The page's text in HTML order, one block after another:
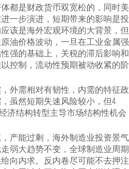
都是财政货币双宽松的，同时美
一步演进，短期带来的影响是投
该是海外宏观环境的大背景，但
油价格波动，一旦在工业金属强
强的基础上，关税的滞后影响和
控制，流动性预期被动收紧的阶
外需相对有韧性，内需的特征政
虽然短期失速风险较小，但4
济结构转型主导市场结构性机会
产能过剩，海外制造业投资景气
弱大趋势不变，全球制造业周期
向内求。反内卷尽可能不去押注